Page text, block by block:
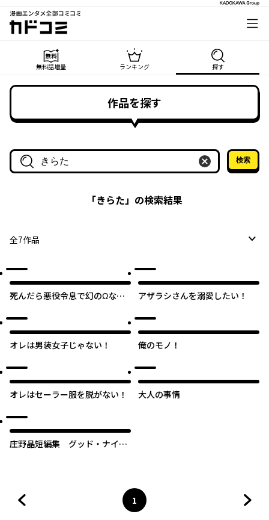
漫画エンタメ全部コミコミ
カドコミ
無料話増量 ランキング 探す
作品を探す
作品名・作家名で探す
検索
「きらた」の検索結果
全7作品
死んだら悪役令息で幻のΩなん
アザラシさんを溺愛したい！
オレは男装女子じゃない！ 俺のモノ！
オレはセーラー服を脱がない！ 大人の事情
庄野晶短編集 グッド・ナイ
ページ
1
へ